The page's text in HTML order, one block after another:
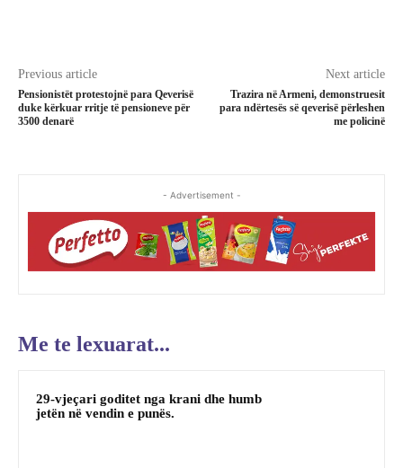
Previous article
Pensionistët protestojnë para Qeverisë
duke kërkuar rritje të pensioneve për
3500 denarë
Next article
Trazira në Armeni, demonstruesit
para ndërtesës së qeverisë përleshen
me policinë
- Advertisement -
Me te lexuarat...
29-vjeçari goditet nga krani dhe humb
jetën në vendin e punës.